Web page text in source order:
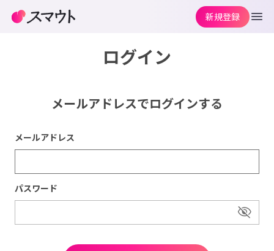
ログイン
メールアドレスでログインする
メールアドレス
パスワード
新規登録